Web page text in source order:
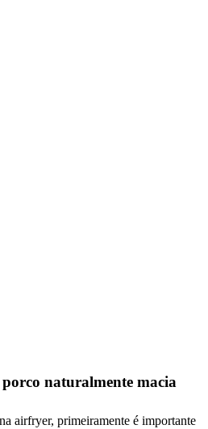
naturalmente macia
airfryer, primeiramente é importante